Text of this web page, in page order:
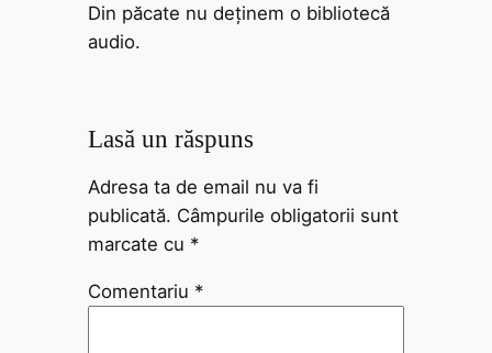
Din păcate nu deținem o bibliotecă
audio.
Lasă un răspuns
Adresa ta de email nu va fi
publicată. Câmpurile obligatorii sunt
marcate cu *
Comentariu *